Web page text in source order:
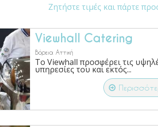
Ζητήστε τιμές και πάρτε
Viewhall Catering
Βόρεια Αττική
Το Viewhall προσφέρει τις
υπηρεσίες του και εκτός...